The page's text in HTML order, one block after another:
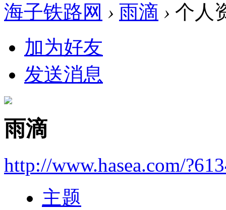
海子铁路网 › 雨滴 › 个人
加为好友
发送消息
雨滴
http://www.hasea.com/
主题